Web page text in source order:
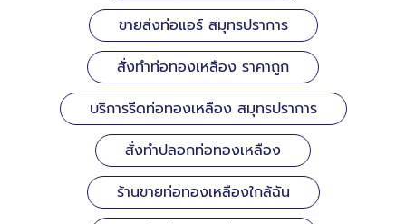
ขายส่งท่อแอร์ สมุทรปราการ
สั่งทำท่อทองเหลือง ราคาถูก
บริการรีดท่อทองเหลือง สมุทรปราการ
สั่งทำปลอกท่อทองเหลือง
ร้านขายท่อทองเหลืองใกล้ฉัน